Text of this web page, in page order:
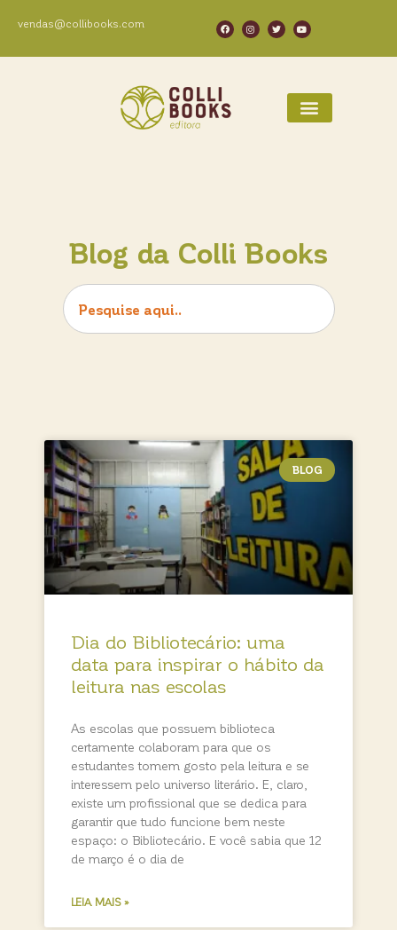
vendas@collibooks.com
Blog da Colli Books
BLOG
Dia do Bibliotecário: uma
data para inspirar o hábito da
leitura nas escolas
As escolas que possuem biblioteca
certamente colaboram para que os
estudantes tomem gosto pela leitura e se
interessem pelo universo literário. E, claro,
existe um profissional que se dedica para
garantir que tudo funcione bem neste
espaço: o Bibliotecário. E você sabia que 12
de março é o dia de
LEIA MAIS »